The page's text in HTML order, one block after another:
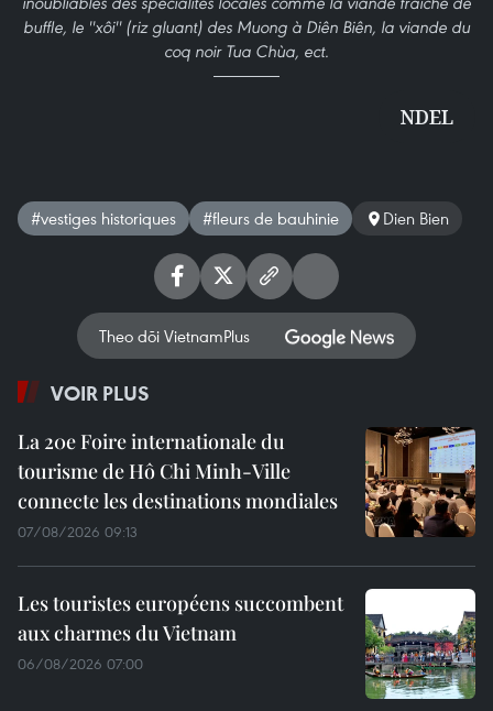
buffle, le ''xôi'' (riz gluant) des Muong à Diên Biên, la viande du
coq noir Tua Chùa, ect.
NDEL
#vestiges historiques #fleurs de bauhinie Dien Bien
Theo dõi VietnamPlus
VOIR PLUS
La 20e Foire internationale du
tourisme de Hô Chi Minh-Ville
connecte les destinations mondiales
07/08/2026 09:13
Les touristes européens succombent
aux charmes du Vietnam
06/08/2026 07:00